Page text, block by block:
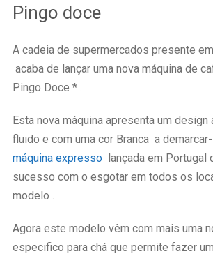
Pingo doce
A cadeia de supermercados presente
acaba de lançar uma nova máquina de
Pingo Doce * .
Esta nova máquina apresenta um design
fluido e com uma cor Branca a
máquina expressolançada em Portugal
sucesso com o esgotar em todos os
modelo .
Agora este modelo vêm com mais uma
especifico para chá que permite fazer